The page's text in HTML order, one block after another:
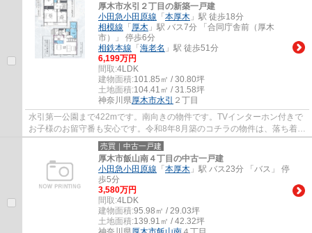
厚木市水引２丁目の新築一戸建
小田急小田原線 「 本厚木 」駅 徒歩18分
相模線 「 厚木 」駅 バス7分 「合同庁舎前（厚木
市）」 停歩6分
相鉄本線 「 海老名 」駅 徒歩51分
6,199万円
間取:4LDK
建物面積:101.85㎡ / 30.80坪
土地面積:104.41㎡ / 31.58坪
神奈川県厚木市水引
２丁目
水引第一公園まで422mです。南向きの物件です。TVインターホン付きで
お子様のお留守番も安心です。令和8年8月築のコチラの物件は、落ち着き
のある室内が魅力的です。厚木市エリアには...
売買｜中古一戸建
厚木市飯山南４丁目の中古一戸建
小田急小田原線 「 本厚木 」駅 バス23分 「バス」 停
歩5分
3,580万円
間取:4LDK
建物面積:95.98㎡ / 29.03坪
土地面積:139.91㎡ / 42.32坪